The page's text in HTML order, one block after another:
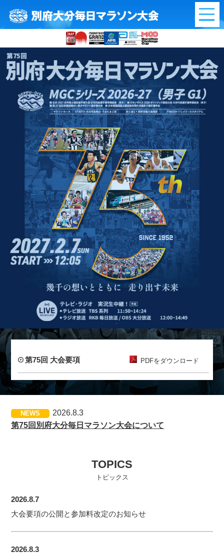
別府大分毎日マラ
第75回 大会要項 PDFをダウンロード
NEWS
2026.8.3
第75回別府大分毎日マラソン大会について
TOPICS
トピックス
2026.8.7
大会要項の公開と参加料改定のお知らせ
2026.8.3